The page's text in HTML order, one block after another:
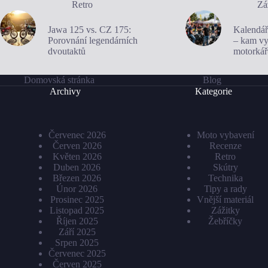
Retro
Jawa 125 vs. CZ 175:
Porovnání legendárních
dvoutaktů
– kam
Domovská stránka Blog
Archivy
Červenec 2026
Červen 2026
Květen 2026
Duben 2026
Březen 2026
Únor 2026
Prosinec 2025
Listopad 2025
Říjen 2025
Září 2025
Srpen 2025
Červenec 2025
Červen 2025
Kategorie
Moto vybavení
Recenze
Retro
Skútry
Technika
Tipy a rady
Vnější materiál
Zážitky
Žebříčky